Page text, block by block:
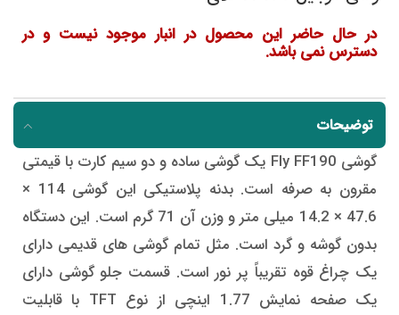
در حال حاضر این محصول در انبار موجود نیست و در
دسترس نمی باشد.
توضیحات
گوشی Fly FF190 یک گوشی ساده و دو سیم کارت با قیمتی
مقرون به صرفه است. بدنه پلاستیکی این گوشی 114 ×
47.6 × 14.2 میلی متر و وزن آن 71 گرم است. این دستگاه
بدون گوشه و گرد است. مثل تمام گوشی های قدیمی دارای
یک چراغ قوه تقریباً پر نور است. قسمت جلو گوشی دارای
یک صفحه نمایش 1.77 اینچی از نوع TFT با قابلیت